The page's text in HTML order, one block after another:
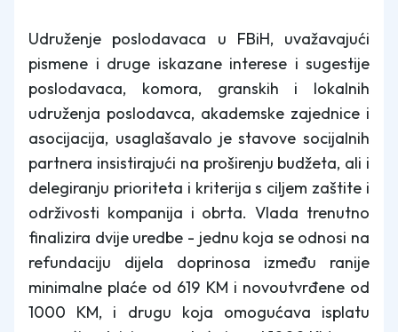
Udruženje poslodavaca u FBiH, uvažavajući
pismene i druge iskazane interese i sugestije
poslodavaca, komora, granskih i lokalnih
udruženja poslodavca, akademske zajednice i
asocijacija, usaglašavalo je stavove socijalnih
partnera insistirajući na proširenju budžeta, ali i
delegiranju prioriteta i kriterija s ciljem zaštite i
održivosti kompanija i obrta. Vlada trenutno
finalizira dvije uredbe - jednu koja se odnosi na
refundaciju dijela doprinosa između ranije
minimalne plaće od 619 KM i novoutvrđene od
1000 KM, i drugu koja omogućava isplatu